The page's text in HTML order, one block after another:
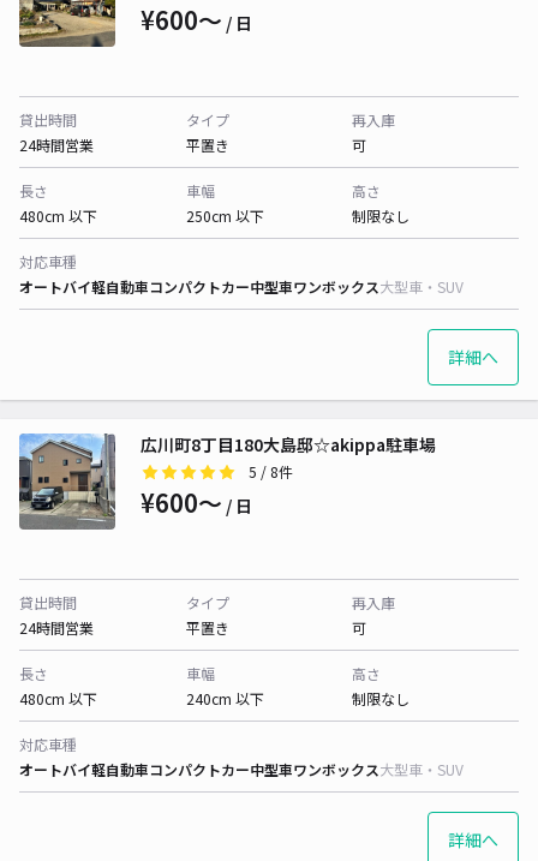
¥600〜 / 日
貸出時間
24時間営業
タイプ
平置き
再入庫
可
長さ
480cm 以下
車幅
250cm 以下
高さ
制限なし
対応車種
オートバイ軽自動車コンパクトカー中型車ワンボックス大型車・SUV
詳細へ
広川町8丁目180大島邸☆akippa駐車場
5 / 8件
¥600〜 / 日
貸出時間
24時間営業
タイプ
平置き
再入庫
可
長さ
480cm 以下
車幅
240cm 以下
高さ
制限なし
対応車種
オートバイ軽自動車コンパクトカー中型車ワンボックス大型車・SUV
詳細へ